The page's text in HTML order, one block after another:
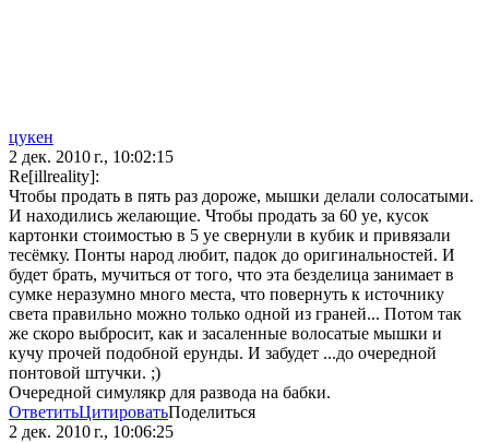
цукен
2 дек. 2010 г., 10:02:15
Re[illreality]:
Чтобы продать в пять раз дороже, мышки делали солосатыми.
И находились желающие. Чтобы продать за 60 уе, кусок
картонки стоимостью в 5 уе свернули в кубик и привязали
тесёмку. Понты народ любит, падок до оригинальностей. И
будет брать, мучиться от того, что эта безделица занимает в
сумке неразумно много места, что повернуть к источнику
света правильно можно только одной из граней... Потом так
же скоро выбросит, как и засаленные волосатые мышки и
кучу прочей подобной ерунды. И забудет ...до очередной
понтовой штучки. ;)
Очередной симулякр для развода на бабки.
ОтветитьЦитироватьПоделиться
2 дек. 2010 г., 10:06:25